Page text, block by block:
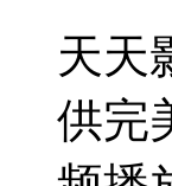
天天
供完